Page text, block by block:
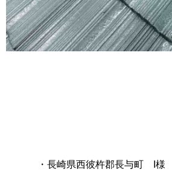
・長崎県西彼杵郡長与町 I様